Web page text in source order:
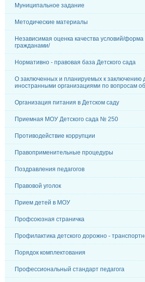
Муниципальное задание
Методические материалы
Независимая оценка качества условий/
гражданами/
Нормативно - правовая база Детского сада
О заключенных и планируемых к заключению
иностранными организациями по вопросам
Организация питания в Детском саду
Приемная МОУ Детского сада № 250
Противодействие коррупции
Правоприменительные процедуры
Поздравления педагогов
Правовой уголок
Прием детей в МОУ
Профсоюзная страничка
Профилактика детского дорожно -
Порядок комплектования
Профессиональный стандарт педагога